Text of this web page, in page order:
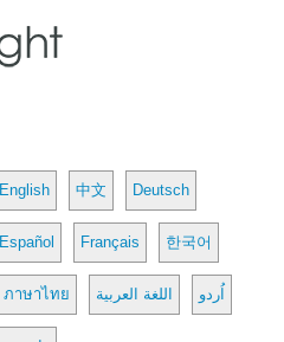
English 中文 Deutsch
Español Français 한국어
ภาษาไทย اللغة العربية اُردو